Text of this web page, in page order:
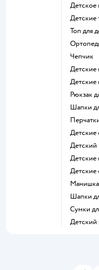
Топ для
Чепчик
Рюкзак
Шапки
Детский
Шапки
Сумки